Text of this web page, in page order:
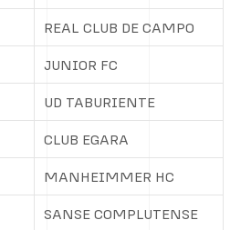
REAL CLUB DE CAMPO
JUNIOR FC
UD TABURIENTE
CLUB EGARA
MANHEIMMER HC
SANSE COMPLUTENSE